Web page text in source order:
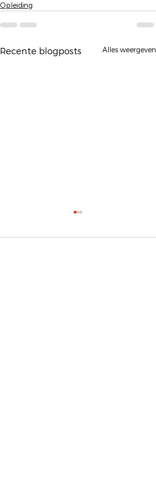
Opleiding
Recente blogposts Alles weergeven